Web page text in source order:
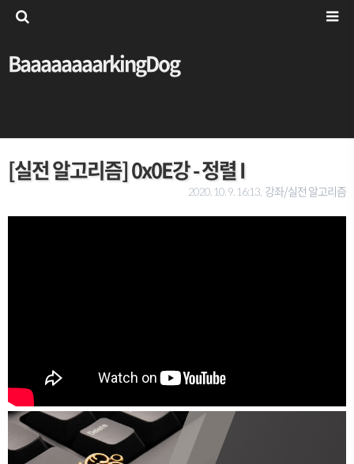
BaaaaaaaarkingDog
[실전 알고리즘] 0x0E강 - 정렬 I
2020. 10. 9. 16:13, 강좌/실전 알고리즘